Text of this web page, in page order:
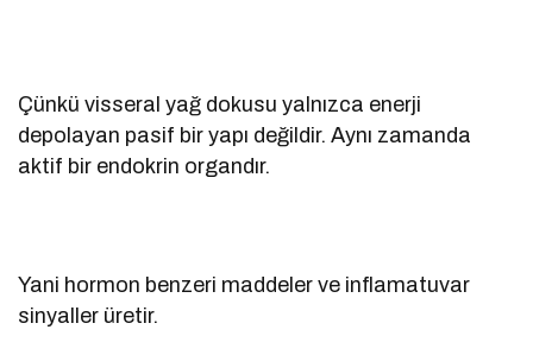
Çünkü visseral yağ dokusu yalnızca enerji
depolayan pasif bir yapı değildir. Aynı zamanda
aktif bir endokrin organdır.
Yani hormon benzeri maddeler ve inflamatuvar
sinyaller üretir.